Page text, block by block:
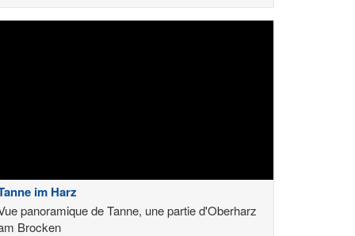
im Harz
panoramique de Tanne, une partie d'Oberharz
Brocken